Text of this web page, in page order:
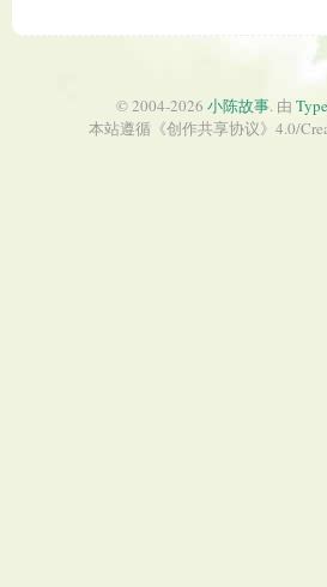
© 2004-2026 小陈故事. 由
本站遵循《创作共享协议》4.0/